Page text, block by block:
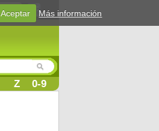
Login
Z 0-9
Aceptar Más información